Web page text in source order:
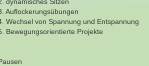
Auflockerungsübungen
Wechsel von Spannung und Entspannung
Bewegungsorientierte Projekte